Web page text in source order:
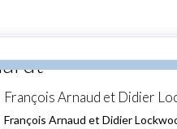
François Arnaud et Didier
François Arnaud et Didier